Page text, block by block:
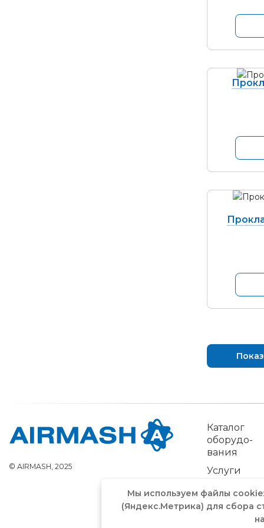
© AIRMASH, 2025
Каталог
обо­рудо­
вания
Услуги
Мы используем файлы
(Яндекс.Метрика) для сбора